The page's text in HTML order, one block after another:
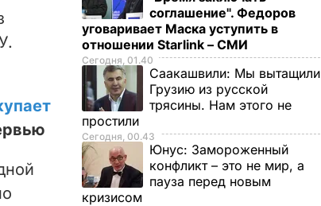
соглашение". Федоров
уговаривает Маска уступить в
отношении Starlink – СМИ
Сегодня, 01.40
Саакашвили: Мы вытащили
Грузию из русской
трясины. Нам этого не
простили
Сегодня, 00.43
Юнус: Замороженный
конфликт – это не мир, а
пауза перед новым
кризисом